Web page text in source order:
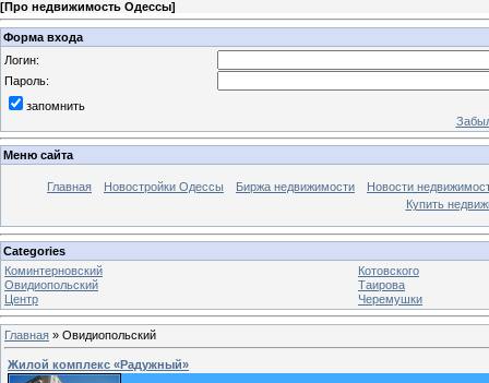
[Про недвижимость Одессы]
Форма входа
Логин:
Пароль:
запомнить
Меню сайта
Главная Новостройки Одессы Биржа недвижимости
Новости
Купить
Categories
Коминтерновский
Котовского
Овидиопольский
Таирова
Центр
Черемушки
Главная » Овидиопольский
Жилой комплекс «Радужный»